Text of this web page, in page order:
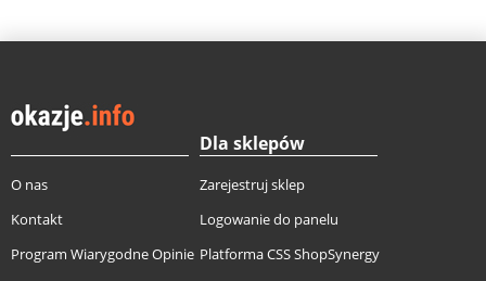
O nas
Kontakt
Program Wiarygodne Opinie
Dla sklepów
Zarejestruj sklep
Logowanie do panelu
Platforma CSS ShopSynergy